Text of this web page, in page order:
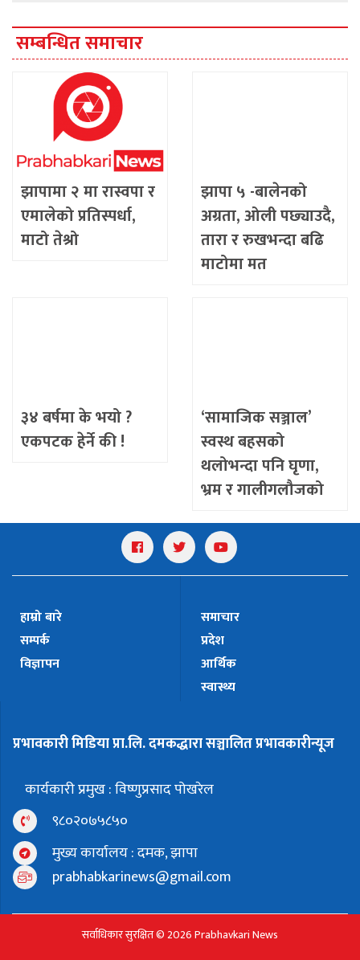
सम्बन्धित समाचार
झापामा २ मा रास्वपा र
एमालेको प्रतिस्पर्धा,
माटो तेश्रो
झापा ५ -बालेनको
अग्रता, ओली पछ्याउदै,
तारा र रुखभन्दा बढि
माटोमा मत
३४ बर्षमा के भयो ?
एकपटक हेर्ने की !
‘सामाजिक सञ्जाल’
स्वस्थ बहसको
थलोभन्दा पनि घृणा,
भ्रम र गालीगलौजको
हाम्रो बारे
सम्पर्क
विज्ञापन
समाचार
प्रदेश
आर्थिक
स्वास्थ्य
प्रभावकारी मिडिया प्रा.लि. दमकद्धारा सञ्चालित प्रभावकारीन्यूज
कार्यकारी प्रमुख : विष्णुप्रसाद पोखरेल
९८०२०७५८५०
मुख्य कार्यालय : दमक, झापा
prabhabkarinews@gmail.com
सर्वाधिकार सुरक्षित © 2026 Prabhavkari News